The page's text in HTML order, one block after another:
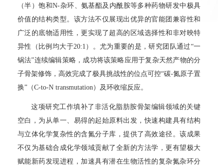
（半）饱和N-杂环、氨基酯及内酰胺等多种药物研发中极具
价值的结构类型。该方法不仅展现出优异的官能团兼容性和
广泛的底物适用性，更实现了超高的区域选择性和非对映特
异性（比例均大于20:1）。尤为重要的是，研究团队通过“一
锅法”连续编辑策略，成功将该策略应用于复杂天然产物的分
子骨架修饰，高效完成了极具挑战性的位点可控“碳-氮原子置
换”（C-to-N transmutation）及环收缩反应。
这项研究工作填补了非活化脂肪胺骨架编辑领域的关键
空白，为从单一、易得的起始原料出发，快速构建具有结构
与立体化学复杂性的含氮分子库，提供了高效途径。该成果
不仅为基础合成化学领域贡献了全新的方法学，更有望极大
赋能新药发现进程，加速具有潜在生物活性的复杂氮杂环分